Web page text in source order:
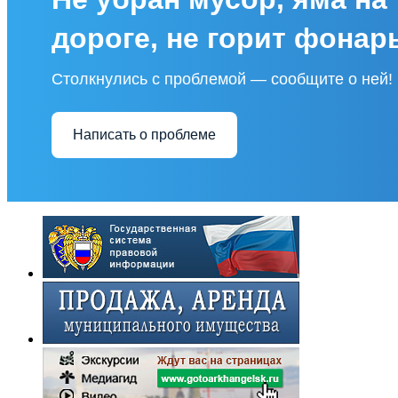
дороге, не горит
Столкнулись с проблемой — сообщите о ней!
Написать о проблеме